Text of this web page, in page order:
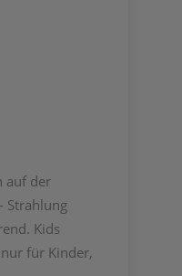
auf der
Strahlung
Kids
für Kinder,